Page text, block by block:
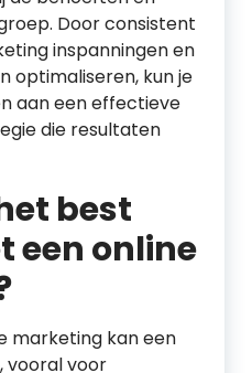
Door consistent
inspanningen en
optimaliseren, kun je
aan een effectieve
die resultaten
best
een online
marketing kan een
vooral voor